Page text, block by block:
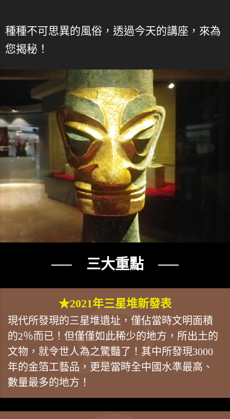
種種不可思異的風俗，透過今天的講座，來為
您揭秘！
── 三大重點 ──
★2021年三星堆新發表
現代所發現的三星堆遺址，僅佔當時文明面積
的2％而已！但僅僅如此稀少的地方，所出土的
文物，就令世人為之驚豔了！其中所發現3000
年的金箔工藝品，更是當時全中國水準最高、
數量最多的地方！